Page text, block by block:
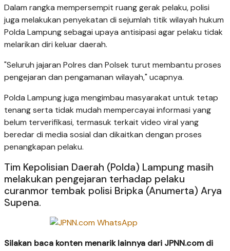
Dalam rangka mempersempit ruang gerak pelaku, polisi
juga melakukan penyekatan di sejumlah titik wilayah hukum
Polda Lampung sebagai upaya antisipasi agar pelaku tidak
melarikan diri keluar daerah.
"Seluruh jajaran Polres dan Polsek turut membantu proses
pengejaran dan pengamanan wilayah," ucapnya.
Polda Lampung juga mengimbau masyarakat untuk tetap
tenang serta tidak mudah mempercayai informasi yang
belum terverifikasi, termasuk terkait video viral yang
beredar di media sosial dan dikaitkan dengan proses
penangkapan pelaku.
Tim Kepolisian Daerah (Polda) Lampung masih
melakukan pengejaran terhadap pelaku
curanmor tembak polisi Bripka (Anumerta) Arya
Supena.
Silakan baca konten menarik lainnya dari JPNN.com di